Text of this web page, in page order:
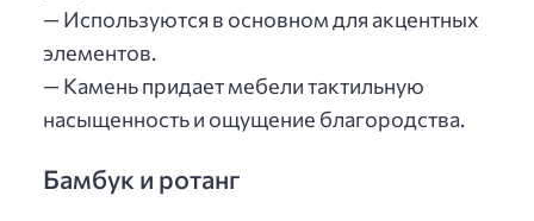
— Используются в основном для акцентных
элементов.
— Камень придает мебели тактильную
насыщенность и ощущение благородства.
Бамбук и ротанг